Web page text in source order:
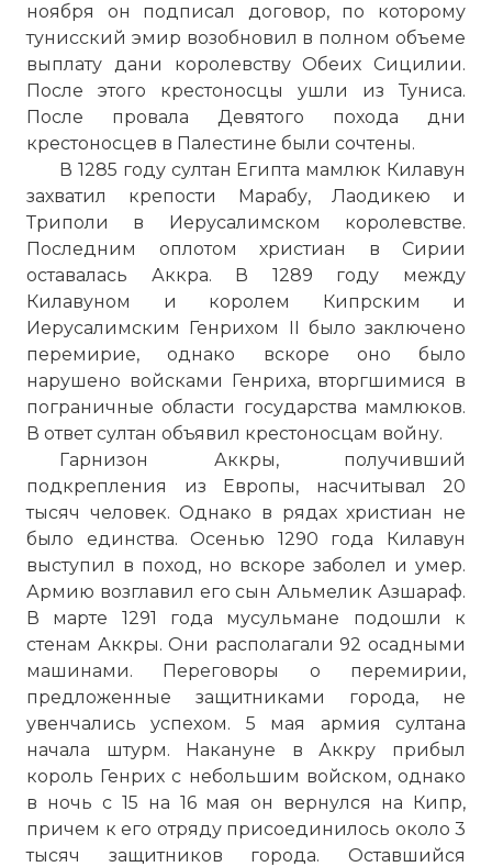
ноября он подписал договор, по которому
тунисский эмир возобновил в полном объеме
выплату дани королевству Обеих Сицилии.
После этого крестоносцы ушли из Туниса.
После провала Девятого похода дни
крестоносцев в Палестине были сочтены.
В 1285 году султан Египта мамлюк Килавун
захватил крепости Марабу, Лаодикею и
Триполи в Иерусалимском королевстве.
Последним оплотом христиан в Сирии
оставалась Аккра. В 1289 году между
Килавуном и королем Кипрским и
Иерусалимским Генрихом II было заключено
перемирие, однако вскоре оно было
нарушено войсками Генриха, вторгшимися в
пограничные области государства мамлюков.
В ответ султан объявил крестоносцам войну.
Гарнизон Аккры, получивший
подкрепления из Европы, насчитывал 20
тысяч человек. Однако в рядах христиан не
было единства. Осенью 1290 года Килавун
выступил в поход, но вскоре заболел и умер.
Армию возглавил его сын Альмелик Азшараф.
В марте 1291 года мусульмане подошли к
стенам Аккры. Они располагали 92 осадными
машинами. Переговоры о перемирии,
предложенные защитниками города, не
увенчались успехом. 5 мая армия султана
начала штурм. Накануне в Аккру прибыл
король Генрих с небольшим войском, однако
в ночь с 15 на 16 мая он вернулся на Кипр,
причем к его отряду присоединилось около 3
тысяч защитников города. Оставшийся